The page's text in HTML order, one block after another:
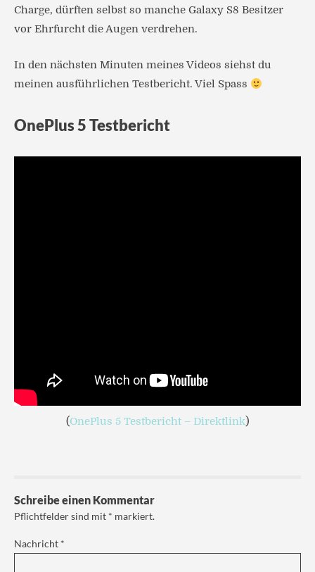
Charge, dürften selbst so manche Galaxy S8 Besitzer
vor Ehrfurcht die Augen verdrehen.
In den nächsten Minuten meines Videos siehst du
meinen ausführlichen Testbericht. Viel Spass
OnePlus 5 Testbericht
(OnePlus 5 Testbericht – Direktlink)
Schreibe einen Kommentar
Pflichtfelder sind mit * markiert.
Nachricht *